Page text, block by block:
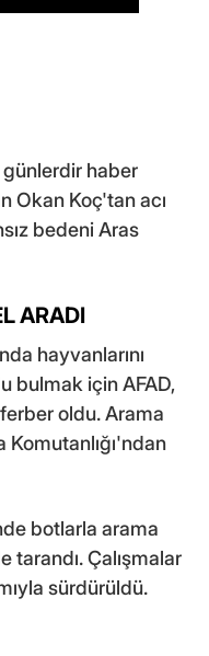
haber
Okan Koç'tan acı
bedeni Aras
ARADI
hayvanlarını
bulmak için AFAD,
oldu. Arama
Komutanlığı'ndan
botlarla arama
Çalışmalar
sürdürüldü.